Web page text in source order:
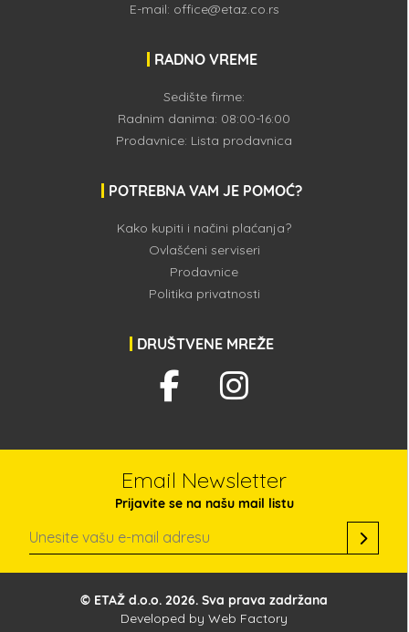
E-mail: office@etaz.co.rs
RADNO VREME
Sedište firme:
Radnim danima: 08:00-16:00
Prodavnice: Lista prodavnica
POTREBNA VAM JE POMOĆ?
Kako kupiti i načini plaćanja?
Ovlašćeni serviseri
Prodavnice
Politika privatnosti
DRUŠTVENE MREŽE
Email Newsletter
Prijavite se na našu mail listu
© ETAŽ d.o.o. 2026. Sva prava zadržana
Developed byWeb Factory